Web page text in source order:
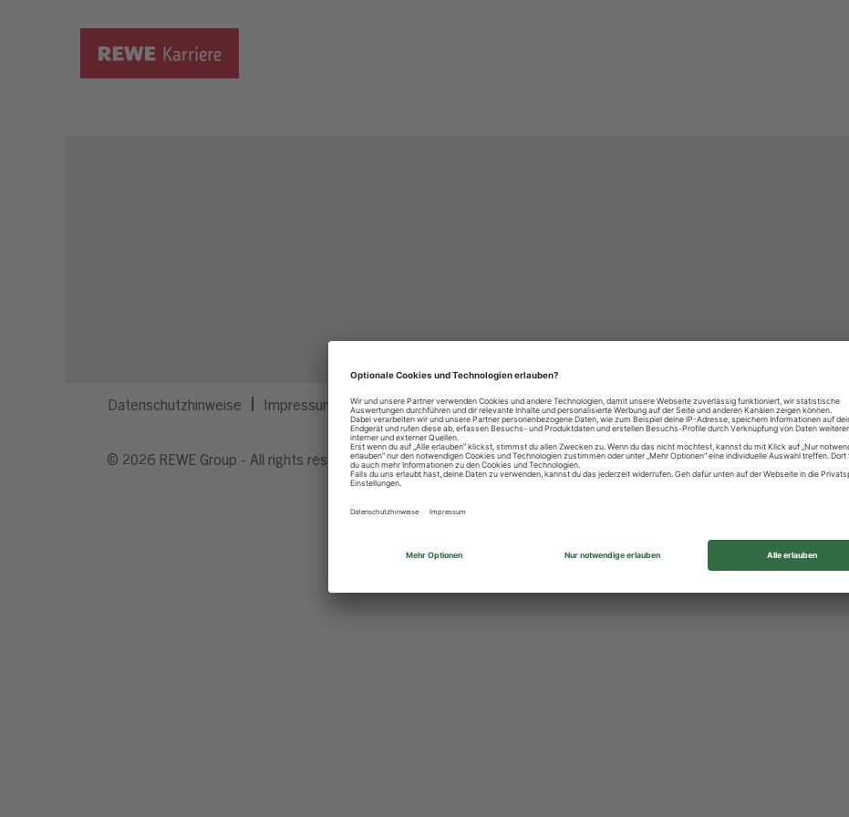
Datenschutzhinweise Impressum Privatsphäre-Einstellungen
© 2026 REWE Group - All rights reserved